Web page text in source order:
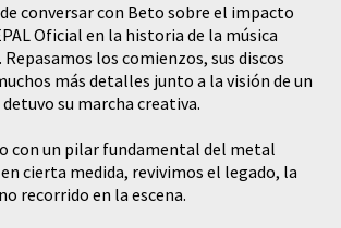
conversar con Beto sobre el impacto
Oficial en la historia de la música
los comienzos, sus discos
más detalles junto a la visión de un
su marcha creativa.
con un pilar fundamental del metal
cierta medida, revivimos el legado, la
recorrido en la escena.